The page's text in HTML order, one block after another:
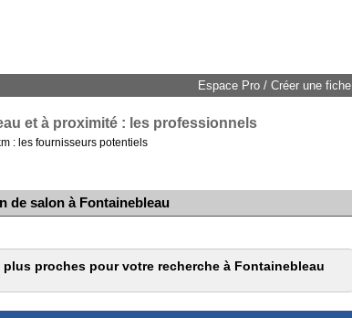
Espace Pro / Créer une fiche
et à proximité : les professionnels
: les fournisseurs potentiels
de salon à Fontainebleau
proches pour votre recherche à Fontainebleau